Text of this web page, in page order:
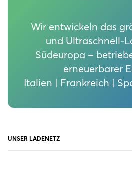
Wir entwickeln das
und Ultraschnell-
Südeuropa –
erneuerbarer
Italien | Frankreich |
UNSER LADENETZ